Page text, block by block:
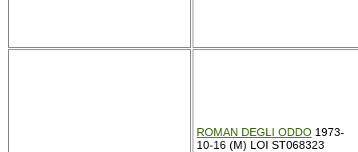
ROMAN DEGLI ODDO 1973-
10-16 (M) LOI ST068323